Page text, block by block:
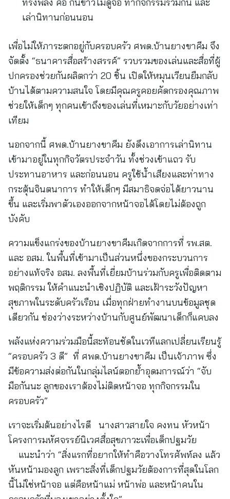
เล่านิทานก่อนนอน
เพื่อไม่ให้ภาระตกอยู่กับครอบครัว ศพด.บ้านยางขาคีม จึง
จัดตั้ง “ธนาคารสื่อสร้างสรรค์” รวบรวมของเล่นและสื่อที่ผู้
ปกครองช่วยกันผลิตกว่า 20 ชิ้น เปิดให้หมุนเวียนยืมกลับ
บ้านได้ตามความสนใจ โดยมีคุณครูคอยคัดกรองคุณภาพ
ช่วยให้เด็กๆ ทุกคนเข้าถึงของเล่นที่เหมาะกับวัยอย่างเท่า
เทียม
นอกจากนี้ ศพด.บ้านยางขาคีม ยังดึงเอาการเล่านิทาน
เข้ามาอยู่ในทุกกิจวัตรประจำวัน ทั้งช่วงเข้าแถว รับ
ประทานอาหาร และก่อนนอน ครูใช้น้ำเสียงและท่าทาง
กระตุ้นจินตนาการ ทำให้เด็กๆ มีสมาธิจดจ่อได้ยาวนาน
ขึ้น และเริ่มพาตัวเองออกจากหน้าจอได้โดยไม่ต้องถูก
บังคับ
ความแข็งแกร่งของบ้านยางขาคีมเกิดจากการที่ รพ.สต.
และ อสม. ในพื้นที่เข้ามาเป็นส่วนหนึ่งของกระบวนการ
อย่างแท้จริง อสม. ลงพื้นที่เยี่ยมบ้านร่วมกับครูเพื่อติดตาม
พฤติกรรม ให้คำแนะนำเชิงปฏิบัติ และเฝ้าระวังปัญหา
สุขภาพในระดับครัวเรือน เมื่อทุกฝ่ายทำงานบนข้อมูลชุด
เดียวกัน ช่องว่างระหว่างบ้านกับศูนย์พัฒนาเด็กก็แคบลง
พลังแห่งความร่วมมือนี้สะท้อนชัดในเวทีแลกเปลี่ยนเรียนรู้
“ครอบครัว 3 ดี” ที่ ศพด.บ้านยางขาคีม เป็นเจ้าภาพ ซึ่ง
มีข้อความส่งต่อกันในกลุ่มไลน์ตอกย้ำอุดมการณ์ว่า “จับ
มือกันนะ ลูกของเราต้องไม่ติดหน้าจอ ทุกกิจกรรมใน
ครอบครัว”
เราจะเริ่มต้นอย่างไรดี นางสาวสายใจ คงทน หัวหน้า
โครงการมหัศจรรย์นิเวศสื่อสุขภาวะเพื่อเด็กปฐมวัย
แนะนำว่า “สิ่งแรกที่อยากให้ทำคือวางโทรศัพท์ลง แล้ว
หันหน้ามองลูก เพราะสิ่งที่เด็กปฐมวัยต้องการที่สุดในโลก
นี้ไม่ใช่หน้าจอ แต่คือหน้าแม่ หน้าพ่อ และหน้าคนใน